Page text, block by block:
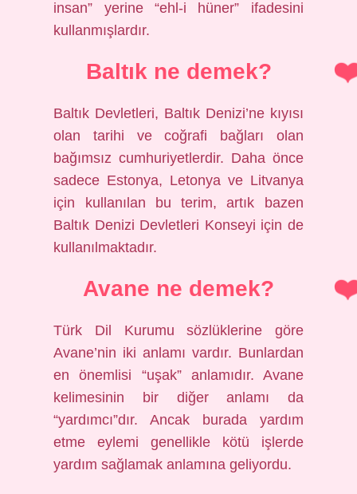
insan” yerine “ehl-i hüner” ifadesini
kullanmışlardır.
Baltık ne demek?
Baltık Devletleri, Baltık Denizi’ne kıyısı
olan tarihi ve coğrafi bağları olan
bağımsız cumhuriyetlerdir. Daha önce
sadece Estonya, Letonya ve Litvanya
için kullanılan bu terim, artık bazen
Baltık Denizi Devletleri Konseyi için de
kullanılmaktadır.
Avane ne demek?
Türk Dil Kurumu sözlüklerine göre
Avane’nin iki anlamı vardır. Bunlardan
en önemlisi “uşak” anlamıdır. Avane
kelimesinin bir diğer anlamı da
“yardımcı”dır. Ancak burada yardım
etme eylemi genellikle kötü işlerde
yardım sağlamak anlamına geliyordu.